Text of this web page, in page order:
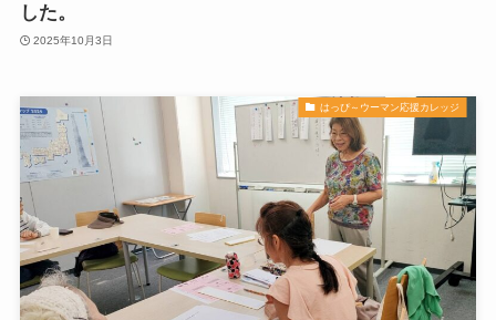
した。
2025年10月3日
はっぴ～ウーマン応援カレッジ